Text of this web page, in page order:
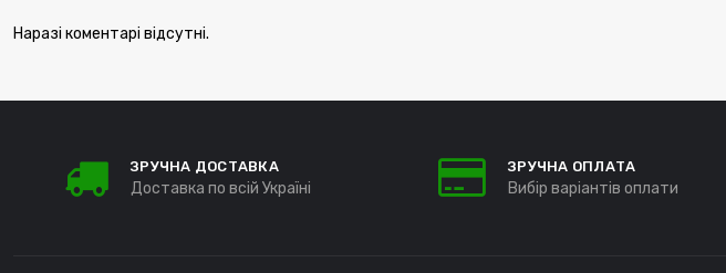
Наразі коментарі відсутні.
ЗРУЧНА ДОСТАВКА
Доставка по всій Україні
ЗРУЧНА ОПЛАТА
Вибір варіантів оплати